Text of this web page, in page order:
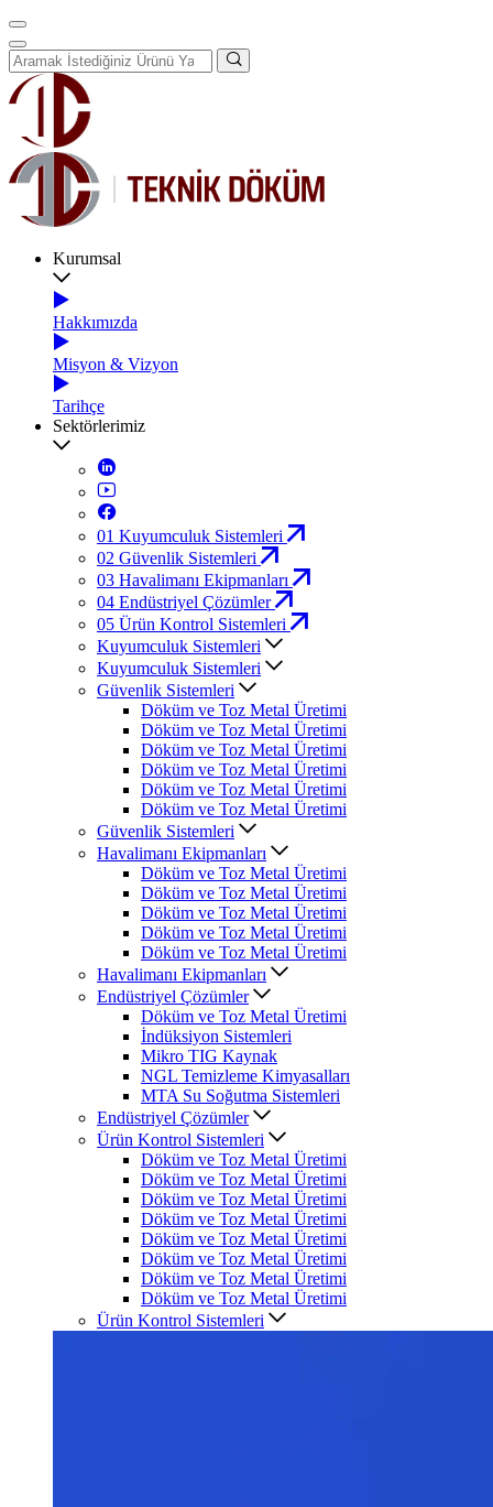
Kurumsal
Hakkımızda
Misyon & Vizyon
Tarihçe
Sektörlerimiz
01 Kuyumculuk Sistemleri
02 Güvenlik Sistemleri
03 Havalimanı Ekipmanları
04 Endüstriyel Çözümler
05 Ürün Kontrol Sistemleri
Kuyumculuk Sistemleri
Kuyumculuk Sistemleri
Güvenlik Sistemleri
Döküm ve Toz Metal Üretimi
Döküm ve Toz Metal Üretimi
Döküm ve Toz Metal Üretimi
Döküm ve Toz Metal Üretimi
Döküm ve Toz Metal Üretimi
Döküm ve Toz Metal Üretimi
Güvenlik Sistemleri
Havalimanı Ekipmanları
Döküm ve Toz Metal Üretimi
Döküm ve Toz Metal Üretimi
Döküm ve Toz Metal Üretimi
Döküm ve Toz Metal Üretimi
Döküm ve Toz Metal Üretimi
Havalimanı Ekipmanları
Endüstriyel Çözümler
Döküm ve Toz Metal Üretimi
İndüksiyon Sistemleri
Mikro TIG Kaynak
NGL Temizleme Kimyasalları
MTA Su Soğutma Sistemleri
Endüstriyel Çözümler
Ürün Kontrol Sistemleri
Döküm ve Toz Metal Üretimi
Döküm ve Toz Metal Üretimi
Döküm ve Toz Metal Üretimi
Döküm ve Toz Metal Üretimi
Döküm ve Toz Metal Üretimi
Döküm ve Toz Metal Üretimi
Döküm ve Toz Metal Üretimi
Döküm ve Toz Metal Üretimi
Ürün Kontrol Sistemleri